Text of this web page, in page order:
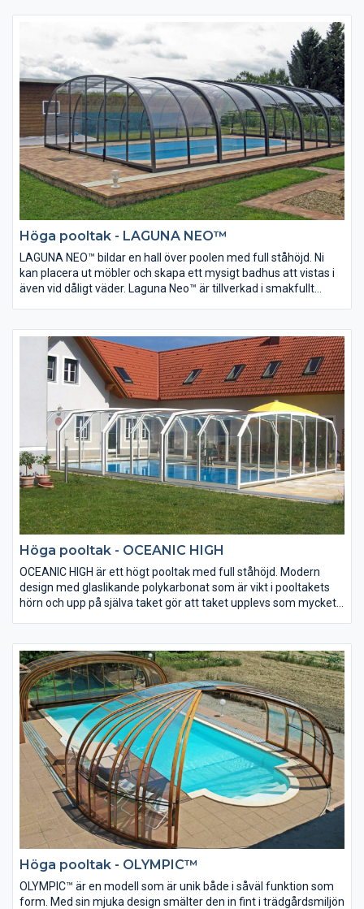
Höga pooltak - LAGUNA NEO™
LAGUNA NEO™ bildar en hall över poolen med full ståhöjd. Ni
kan placera ut möbler och skapa ett mysigt badhus att vistas i
även vid dåligt väder. Laguna Neo™ är tillverkad i smakfullt
låssystem för ökad säkerhet och bekvämlighet.
Höga pooltak - OCEANIC HIGH
​​​​OCEANIC HIGH är ett högt pooltak med full ståhöjd. Modern
design med glaslikande polykarbonat som är vikt i pooltakets
hörn och upp på själva taket gör att taket upplevs som mycket
konstruktionen blir starkare. Man kan välja mellan ett tak som
är helt i 4mm kompakt, en glasliknande polykarbonat, eller att
t.e.x. välja kanalplast uppe på själva taket för bättre isolering.
Höga pooltak - OLYMPIC™
OLYMPIC™ är en modell som är unik både i såväl funktion som
form. Med sin mjuka design smälter den in fint i trädgårdsmiljön